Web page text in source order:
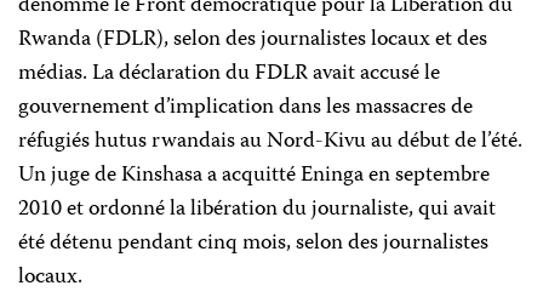
Rwanda (FDLR), selon des journalistes locaux et des
médias. La déclaration du FDLR avait accusé le
gouvernement d’implication dans les massacres de
réfugiés hutus rwandais au Nord-Kivu au début de l’été.
Un juge de Kinshasa a acquitté Eninga en septembre
2010 et ordonné la libération du journaliste, qui avait
été détenu pendant cinq mois, selon des journalistes
locaux.